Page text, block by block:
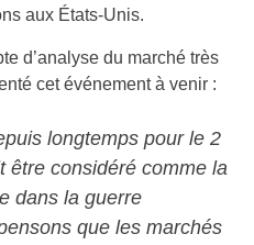
aux États-Unis.
d’analyse du marché très
cet événement à venir :
longtemps pour le 2
être considéré comme la
dans la guerre
que les marchés